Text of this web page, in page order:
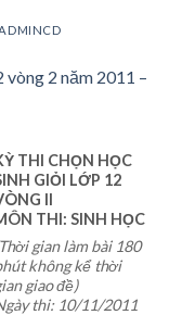
ADMINCD
THI CHỌN HỌC
GIỎI LỚP 12
II
THI: SINH HỌC
gian làm bài 180
không kể thời
giao đề)
thi: 10/11/2011